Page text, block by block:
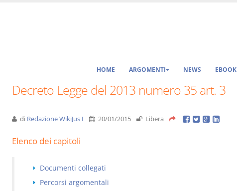
HOME ARGOMENTI NEWS EBOOK
Decreto Legge del 2013 numero 35 art. 3
di Redazione WikiJus I 20/01/2015 Libera
Elenco dei capitoli
Documenti collegati
Percorsi argomentali